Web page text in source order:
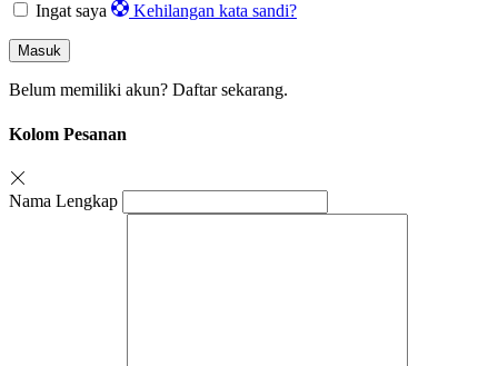
Ingat saya Kehilangan kata sandi?
Masuk
Belum memiliki akun? Daftar sekarang.
Kolom Pesanan
Nama Lengkap